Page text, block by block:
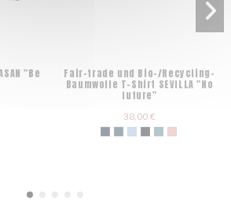
"Be Fair-trade und Bio-/Recycling-
Baumwolle T-Shirt SEVILLA "No
future"
38,00 €